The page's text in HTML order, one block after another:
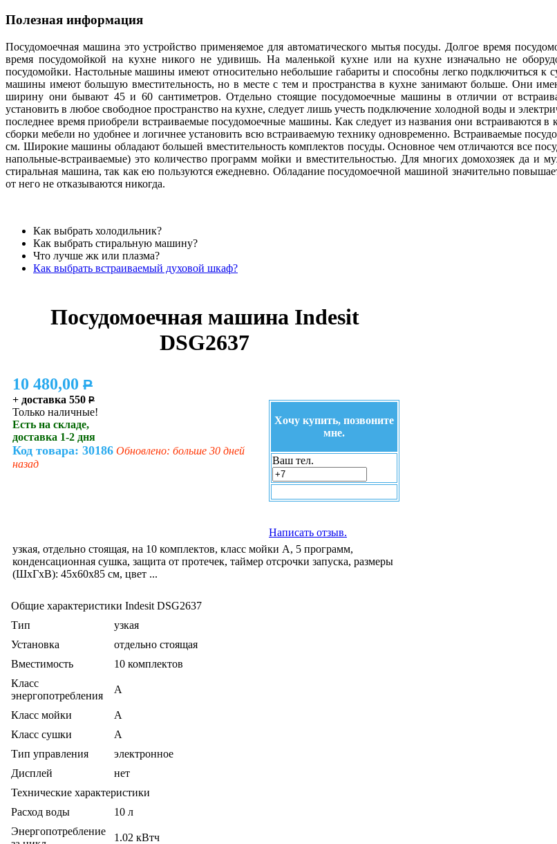
Полезная информация
Посудомоечная машина это устройство применяемое для автоматического мытья посуды. Долгое время
время посудомойкой на кухне никого не удивишь. На маленькой кухне или на кухне изначально не
посудомойки. Настольные машины имеют относительно небольшие габариты и способны легко подключиться к
машины имеют большую вместительность, но в месте с тем и пространства в кухне занимают больше. Они
ширину они бывают 45 и 60 сантиметров. Отдельно стоящие посудомоечные машины в отличии от
установить в любое свободное пространство на кухне, следует лишь учесть подключение холодной воды и
последнее время приобрели встраиваемые посудомоечные машины. Как следует из названия они встраиваются
сборки мебели но удобнее и логичнее установить всю встраиваемую технику одновременно. Встраиваемые
см. Широкие машины обладают большей вместительность комплектов посуды. Основное чем отличаются все
напольные-встраиваемые) это количество программ мойки и вместительностью. Для многих домохозяек да
стиральная машина, так как ею пользуются ежедневно. Обладание посудомоечной машиной значительно
от него не отказываются никогда.
Как выбрать холодильник?
Как выбрать стиральную машину?
Что лучше жк или плазма?
Как выбрать встраиваемый духовой шкаф?
Посудомоечная машина Indesit
DSG2637
10 480,00 P
+ доставка 550 P
Только наличные!
Есть на складе,
доставка 1-2 дня
Код товара: 30186 Обновлено: больше 30 дней
назад
Хочу купить, позвоните
мне.
Ваш тел.
Написать отзыв.
узкая, отдельно стоящая, на 10 комплектов, класс мойки A, 5 программ,
конденсационная сушка, защита от протечек, таймер отсрочки запуска, размеры
(ШxГxВ): 45x60x85 см, цвет ...
Общие характеристики Indesit DSG2637
Тип
узкая
Установка
отдельно стоящая
Вместимость
10 комплектов
Класс
энергопотребления
A
Класс мойки
A
Класс сушки
A
Тип управления
электронное
Дисплей
нет
Технические характеристики
Расход воды
10 л
Энергопотребление
1.02 кВтч